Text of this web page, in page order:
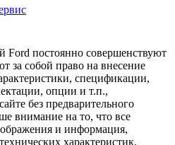
Ford постоянно совершенствуют
за собой право на внесение
спецификации,
опции и т.п.,
без предварительного
внимание на то, что все
и информация,
характеристик,